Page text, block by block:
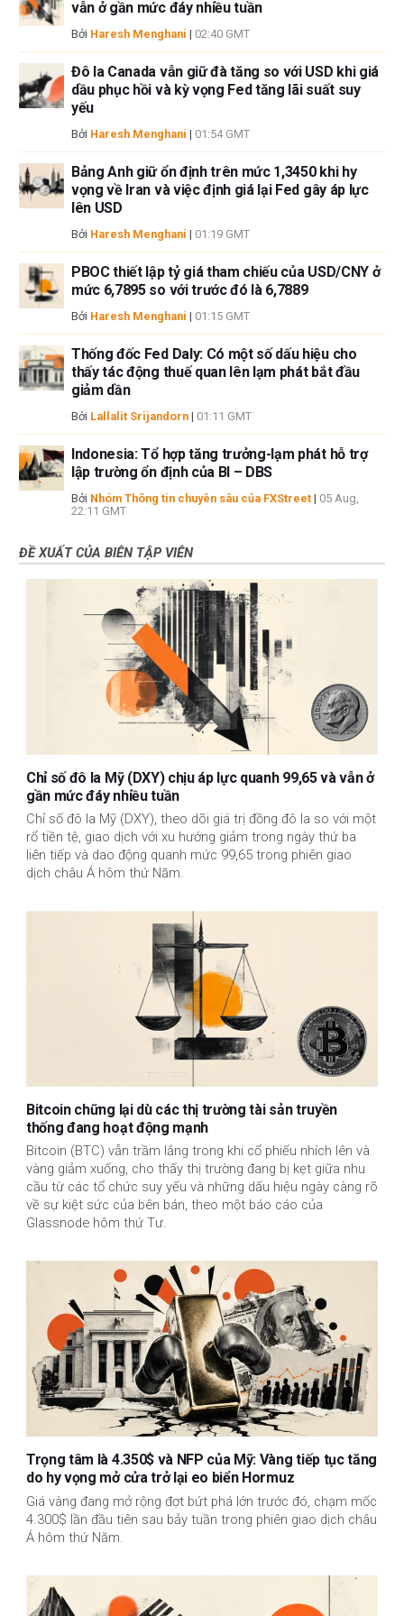
Tác giả và FXStreet không phải là các cố vấn đầu tư đã đăng ký và không
có nội dung nào trong bài viết này nhằm mục đích tư vấn đầu tư.
vẫn ở gần mức đáy nhiều tuần
Bởi Haresh Menghani | 02:40 GMT
Đô la Canada vẫn giữ đà tăng so với USD khi giá
dầu phục hồi và kỳ vọng Fed tăng lãi suất suy
yếu
Bởi Haresh Menghani | 01:54 GMT
Bảng Anh giữ ổn định trên mức 1,3450 khi hy
vọng về Iran và việc định giá lại Fed gây áp lực
lên USD
Bởi Haresh Menghani | 01:19 GMT
PBOC thiết lập tỷ giá tham chiếu của USD/CNY ở
mức 6,7895 so với trước đó là 6,7889
Bởi Haresh Menghani | 01:15 GMT
Thống đốc Fed Daly: Có một số dấu hiệu cho
thấy tác động thuế quan lên lạm phát bắt đầu
giảm dần
Bởi Lallalit Srijandorn | 01:11 GMT
Indonesia: Tổ hợp tăng trưởng-lạm phát hỗ trợ
lập trường ổn định của BI – DBS
Bởi Nhóm Thông tin chuyên sâu của FXStreet | 05 Aug,
22:11 GMT
ĐỀ XUẤT CỦA BIÊN TẬP VIÊN
Chỉ số đô la Mỹ (DXY) chịu áp lực quanh 99,65 và vẫn ở
gần mức đáy nhiều tuần
Chỉ số đô la Mỹ (DXY), theo dõi giá trị đồng đô la so với một
rổ tiền tệ, giao dịch với xu hướng giảm trong ngày thứ ba
liên tiếp và dao động quanh mức 99,65 trong phiên giao
dịch châu Á hôm thứ Năm.
Bitcoin chững lại dù các thị trường tài sản truyền
thống đang hoạt động mạnh
Bitcoin (BTC) vẫn trầm lắng trong khi cổ phiếu nhích lên và
vàng giảm xuống, cho thấy thị trường đang bị kẹt giữa nhu
cầu từ các tổ chức suy yếu và những dấu hiệu ngày càng rõ
về sự kiệt sức của bên bán, theo một báo cáo của
Glassnode hôm thứ Tư.
Trọng tâm là 4.350$ và NFP của Mỹ: Vàng tiếp tục tăng
do hy vọng mở cửa trở lại eo biển Hormuz
Giá vàng đang mở rộng đợt bứt phá lớn trước đó, chạm mốc
4.300$ lần đầu tiên sau bảy tuần trong phiên giao dịch châu
Á hôm thứ Năm.